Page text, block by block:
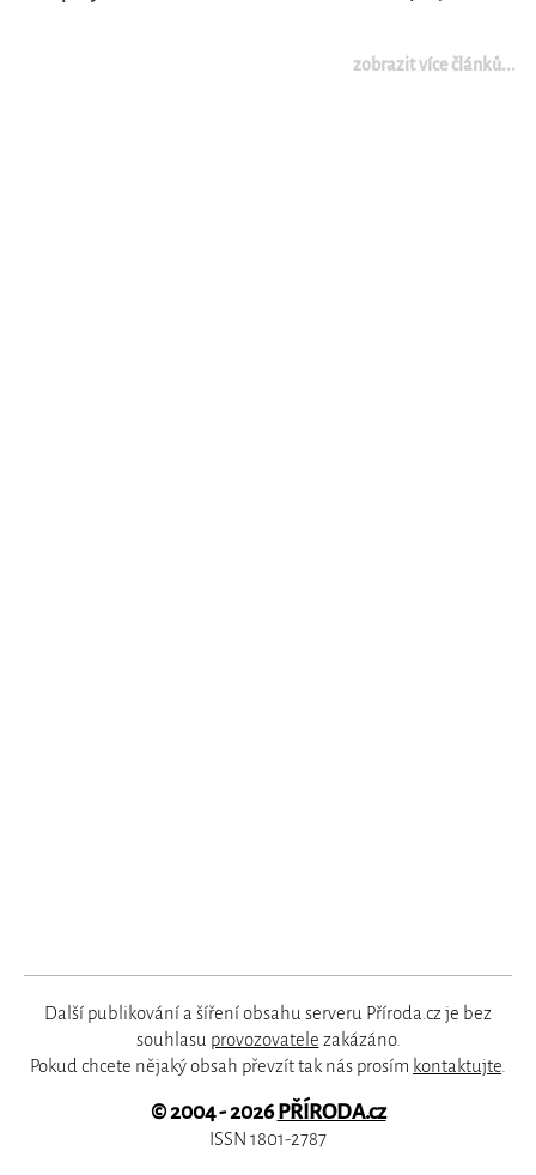
zobrazit více článků...
Další publikování a šíření obsahu serveru Příroda.cz je bez
souhlasu provozovatele zakázáno.
Pokud chcete nějaký obsah převzít tak nás prosím kontaktujte.
© 2004 - 2026PŘÍRODA.cz
ISSN 1801-2787